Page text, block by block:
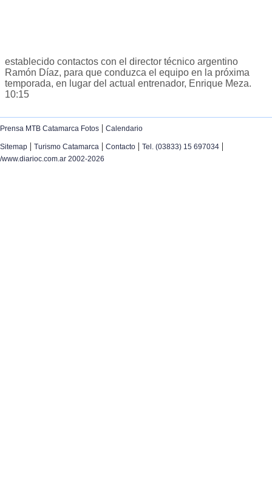
establecido contactos con el director técnico argentino
Ramón Díaz, para que conduzca el equipo en la próxima
temporada, en lugar del actual entrenador, Enrique Meza.
10:15
Prensa MTB Catamarca Fotos | Calendario
Sitemap | Turismo Catamarca | Contacto | Tel. (03833) 15 697034 |
/www.diarioc.com.ar 2002-2026